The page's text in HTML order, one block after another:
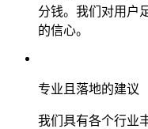
分钱。我们对用户
的信心。
专业且落地的建议
我们具有各个行业